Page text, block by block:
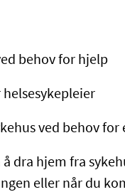
behov for hjelp
ved behov
dra hjem fra
eller når du